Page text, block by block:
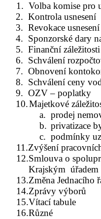
1. Volba komise pro
2. Kontrola usnesení
3. Revokace usnesení
4. Sponzorské dary
5. Finanční záležitosti
6. Schválení
7. Obnovení
8. Schválení ceny
9. OZV – poplatky
10.Majetkové
a. prodej
b. privatizace
c. podmínky
11.Zvýšení
12.Smlouva o
Krajským úřadem
13.Změna Jednacího
14.Zprávy výborů
15.Vítací tabule
16.Různé